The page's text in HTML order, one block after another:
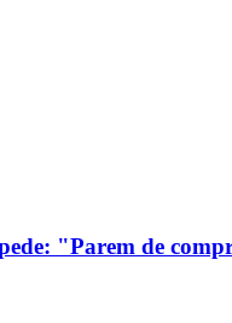
"Parem de